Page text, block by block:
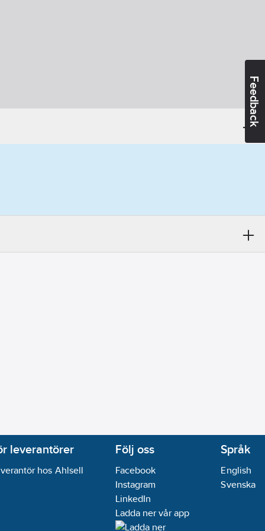
Feedback
leverantörer
hos Ahlsell
Följ oss
Facebook
Instagram
LinkedIn
Ladda ner vår app
Språk
English
Svenska